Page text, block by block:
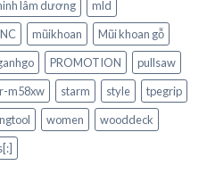
lâm dương
mld
mũikhoan
Mũi khoan gỗ
PROMOTION
pullsaw
m58xw starm style
tpegrip
women
wooddeck